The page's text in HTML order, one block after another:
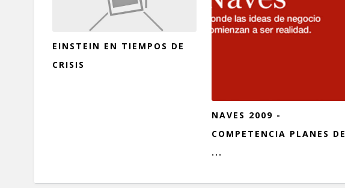
EINSTEIN EN TIEMPOS DE
CRISIS
NAVES 2009 -
COMPETENCIA PLANES DE
...